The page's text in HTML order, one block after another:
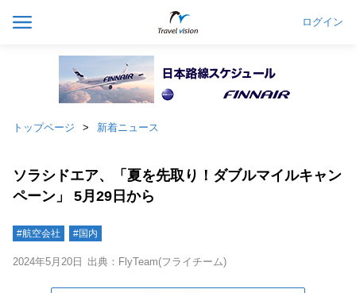
ログイン
トップページ 新着ニュース
ソラシドエア、「夏を先取り！ダブルマイルキャン
ペーン」 5月29日から
#航空会社 #国内
2024年5月20日 出典：FlyTeam(フライチーム)